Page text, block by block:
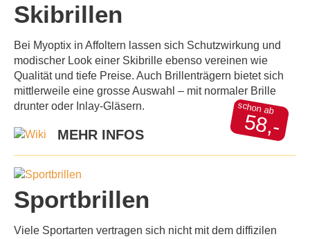
Skibrillen
Bei Myoptix in Affoltern lassen sich Schutzwirkung und
modischer Look einer Skibrille ebenso vereinen wie
Qualität und tiefe Preise. Auch Brillenträgern bietet sich
mittlerweile eine grosse Auswahl – mit normaler Brille
drunter oder Inlay-Gläsern.
MEHR INFOS
schon ab
58,-
Sportbrillen
Viele Sportarten vertragen sich nicht mit dem diffizilen